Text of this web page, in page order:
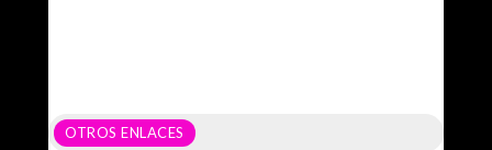
OTROS ENLACES